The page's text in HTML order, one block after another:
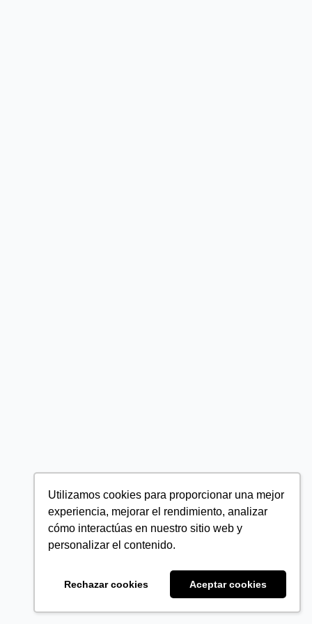
Utilizamos cookies para proporcionar una mejor
experiencia, mejorar el rendimiento, analizar
cómo interactúas en nuestro sitio web y
personalizar el contenido.
Rechazar cookies Aceptar cookies